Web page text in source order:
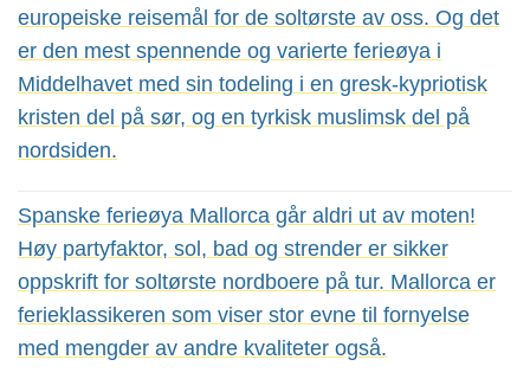
europeiske reisemål for de soltørste av oss. Og det
er den mest spennende og varierte ferieøya i
Middelhavet med sin todeling i en gresk-kypriotisk
kristen del på sør, og en tyrkisk muslimsk del på
nordsiden.
Spanske ferieøya Mallorca går aldri ut av moten!
Høy partyfaktor, sol, bad og strender er sikker
oppskrift for soltørste nordboere på tur. Mallorca er
ferieklassikeren som viser stor evne til fornyelse
med mengder av andre kvaliteter også.